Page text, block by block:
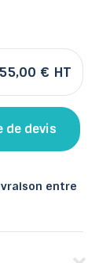
€ HT
de devis
entre